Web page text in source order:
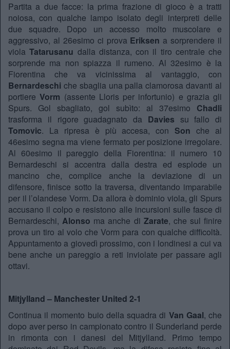
Partita a due facce: la prima frazione di gioco è a tratti
noiosa, con qualche lampo isolato degli interpreti delle
due squadre. Dopo un accesso molto muscolare e
aggressivo, al 26esimo ci prova Eriksen a sorprendere il
violaTatarusanu dalla distanza, con il tiro centrale che
sorprende ma non spiazza il rumeno. Al 32esimo è la
Fiorentina che va vicinissima al vantaggio, con
Bernardeschi che sbaglia una palla clamorosa davanti al
portiereVorm (assente Lloris per infortunio) e grazia gli
Spurs. Gol sbagliato, gol subìto: al 37esimo Chadli
trasforma il rigore guadagnato da Davies su fallo di
Tomovic. La ripresa è più accesa, con Son che al
46esimo segna ma viene fermato per posizione irregolare.
Al 60esimo il pareggio della Fiorentina: il numero 10
Bernardeschi si accentra dalla destra ed esplode un
mancino che, complice anche la deviazione di un
difensore, finisce sotto la traversa, diventando imparabile
per il l’olandese Vorm. Da allora è dominio viola, gli Spurs
accusano il colpo e resistono alle incursioni sulle fasce di
Bernardeschi,Alonso ma anche di Zarate, che sul finire
prova un tiro al volo che Vorm para con qualche difficoltà.
Appuntamento a giovedì prossimo, con i londinesi a cui va
bene anche un pareggio a reti inviolate per passare agli
ottavi.
Mitjylland – Manchester United 2-1
Continua il momento buio della squadra di Van Gaal, che
dopo aver perso in campionato contro il Sunderland perde
in rimonta con i danesi del Mitjylland. Primo tempo